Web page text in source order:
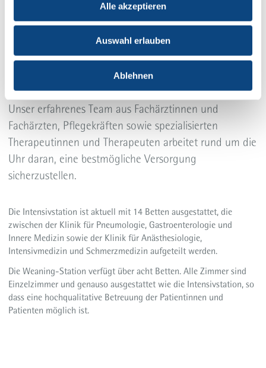
Alle akzeptieren
Auswahl erlauben
Ablehnen
Intensivstation
Die internistische Intensivstation in Essen-Steele steht
für umfassende Diagnostik, Therapie und
Überwachung von Patientinnen und Patienten mit
schweren und lebensbedrohlichen Erkrankungen.
Unser erfahrenes Team aus Fachärztinnen und
Fachärzten, Pflegekräften sowie spezialisierten
Therapeutinnen und Therapeuten arbeitet rund um die
Uhr daran, eine bestmögliche Versorgung
sicherzustellen.
Die Intensivstation ist aktuell mit 14 Betten ausgestattet, die
zwischen der Klinik für Pneumologie, Gastroenterologie und
Innere Medizin sowie der Klinik für Anästhesiologie,
Intensivmedizin und Schmerzmedizin aufgeteilt werden.
Die Weaning-Station verfügt über acht Betten. Alle Zimmer sind
Einzelzimmer und genauso ausgestattet wie die Intensivstation, so
dass eine hochqualitative Betreuung der Patientinnen und
Patienten möglich ist.